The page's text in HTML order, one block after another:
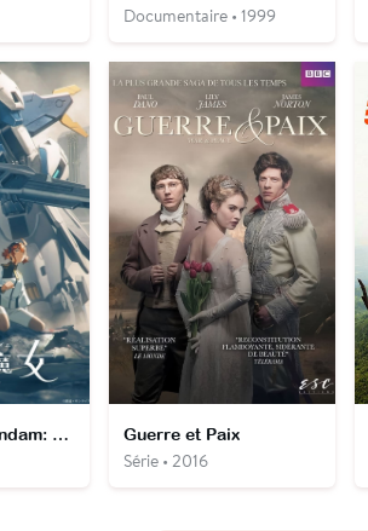
Documentaire • 1999
Mobile Suit Gundam: The Witch from Mercury Guerre et Paix
Série • 2016